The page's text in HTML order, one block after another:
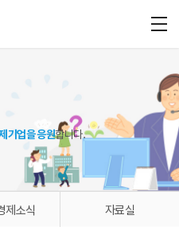
기업을 응원합니다.
제소식 자료실